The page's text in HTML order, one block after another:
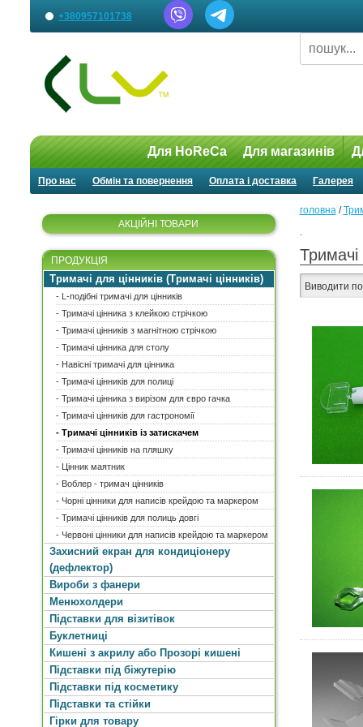
+380957101738
Для HoReCa Для магазинів
Про нас Обмін та повернення Оплата і доставка Галерея
АКЦІЙНІ ТОВАРИ
ПРОДУКЦІЯ
Тримачі для цінників (Тримачі цінників)
- L-подібні тримачі для цінників
- Тримачі цінника з клейкою стрічкою
- Тримачі цінників з магнітною стрічкою
- Тримачі цінника для столу
- Навісні тримачі для цінника
- Тримачі цінників для полиці
- Тримачі цінника з вирізом для євро гачка
- Тримачі цінників для гастрономії
- Тримачі цінників із затискачем
- Тримачі цінників на пляшку
- Цінник маятник
- Воблер - тримач цінників
- Чорні цінники для написів крейдою та маркером
- Тримачі цінників для полиць довгі
- Червоні цінники для написів крейдою та маркером
Захисний екран для кондиціонеру
(дефлектор)
Вироби з фанери
Менюхолдери
Підставки для візитівок
Буклетниці
Кишені з акрилу або Прозорі кишені
Підставки під біжутерію
Підставки під косметику
Підставки та стійки
Гірки для товару
головна/
.
Тримачі
Виводити